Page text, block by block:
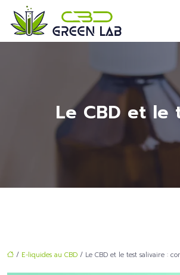
Le CBD et
/ E-liquides au CBD / Le CBD et le test salivaire :